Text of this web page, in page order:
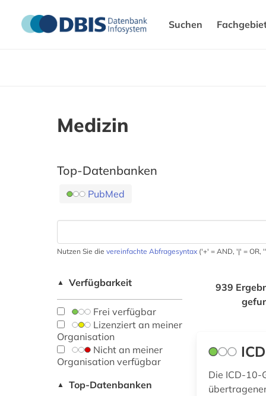
Suchen
Medizin
Top-Datenbanken
PubMed
Nutzen Sie die vereinfachte Abfragesyntax ('+' = AND, '|' = OR,
▲ Verfügbarkeit
Frei verfügbar
Lizenziert an meiner
Organisation
Nicht an meiner
Organisation verfügbar
▲ Top-Datenbanken
939
Die ICD-10-